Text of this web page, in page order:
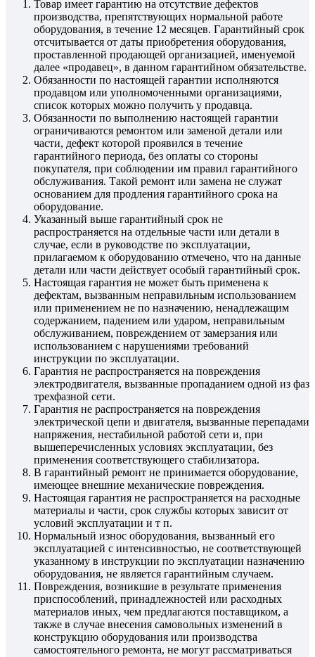
Товар имеет гарантию на отсутствие дефектов
производства, препятствующих нормальной работе
оборудования, в течение 12 месяцев. Гарантийный срок
отсчитывается от даты приобретения оборудования,
проставленной продающей организацией, именуемой
далее «продавец», в данном гарантийном обязательстве.
Обязанности по настоящей гарантии исполняются
продавцом или уполномоченными организациями,
список которых можно получить у продавца.
Обязанности по выполнению настоящей гарантии
ограничиваются ремонтом или заменой детали или
части, дефект которой проявился в течение
гарантийного периода, без оплаты со стороны
покупателя, при соблюдении им правил гарантийного
обслуживания. Такой ремонт или замена не служат
основанием для продления гарантийного срока на
оборудование.
Указанный выше гарантийный срок не
распространяется на отдельные части или детали в
случае, если в руководстве по эксплуатации,
прилагаемом к оборудованию отмечено, что на данные
детали или части действует особый гарантийный срок.
Настоящая гарантия не может быть применена к
дефектам, вызванным неправильным использованием
или применением не по назначению, ненадлежащим
содержанием, падением или ударом, неправильным
обслуживанием, повреждением от замерзания или
использованием с нарушениями требований
инструкции по эксплуатации.
Гарантия не распространяется на повреждения
электродвигателя, вызванные пропаданием одной из фаз
трехфазной сети.
Гарантия не распространяется на повреждения
электрической цепи и двигателя, вызванные перепадами
напряжения, нестабильной работой сети и, при
вышеперечисленных условиях эксплуатации, без
применения соответствующего стабилизатора.
В гарантийный ремонт не принимается оборудование,
имеющее внешние механические повреждения.
Настоящая гарантия не распространяется на расходные
материалы и части, срок службы которых зависит от
условий эксплуатации и т п.
Нормальный износ оборудования, вызванный его
эксплуатацией с интенсивностью, не соответствующей
указанному в инструкции по эксплуатации назначению
оборудования, не является гарантийным случаем.
Повреждения, возникшие в результате применения
приспособлений, принадлежностей или расходных
материалов иных, чем предлагаются поставщиком, а
также в случае внесения самовольных изменений в
конструкцию оборудования или производства
самостоятельного ремонта, не могут рассматриваться